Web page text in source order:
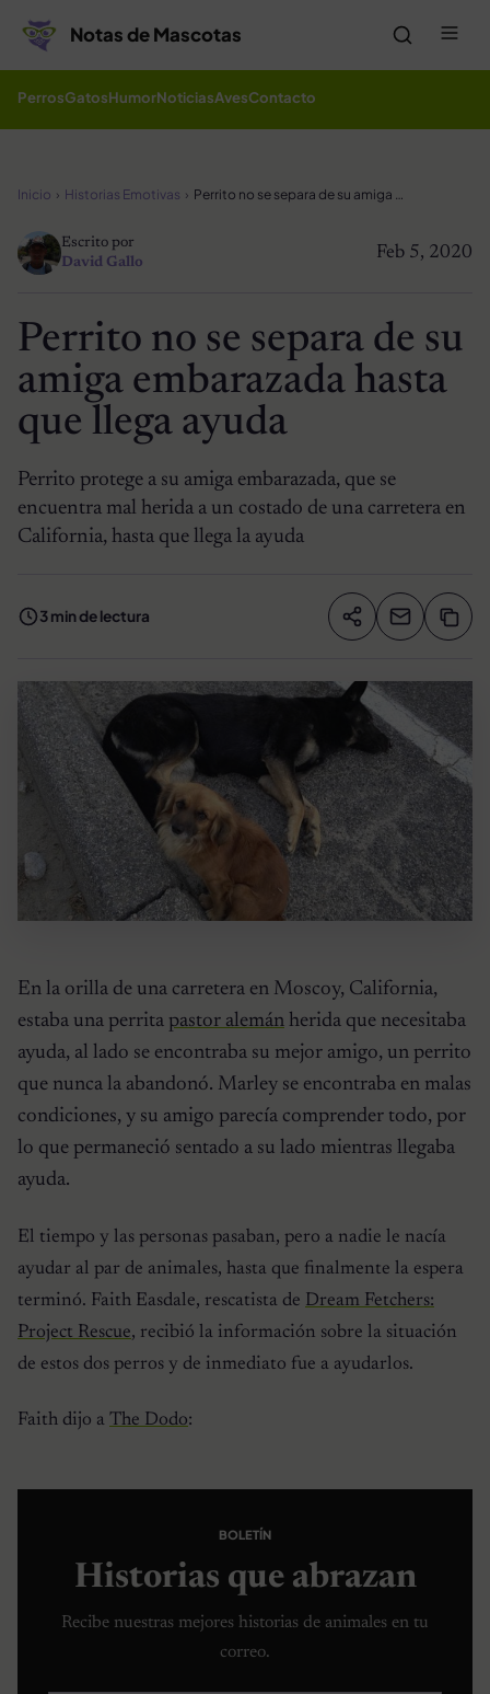
Notas de Mascotas
PerrosGatosHumorNoticiasAvesContacto
Inicio Historias Emotivas Perrito no se separa de su amiga embarazada hasta que llega ayuda
Feb 5, 2020
Escrito por
David Gallo
Perrito no se separa de su
amiga embarazada hasta
que llega ayuda
Perrito protege a su amiga embarazada, que se
encuentra mal herida a un costado de una carretera en
California, hasta que llega la ayuda
3 min de lectura Compartir
En la orilla de una carretera en Moscoy, California,
estaba una perrita pastor alemán herida que necesitaba
ayuda, al lado se encontraba su mejor amigo, un perrito
que nunca la abandonó. Marley se encontraba en malas
condiciones, y su amigo parecía comprender todo, por
lo que permaneció sentado a su lado mientras llegaba
ayuda.
El tiempo y las personas pasaban, pero a nadie le nacía
ayudar al par de animales, hasta que finalmente la espera
terminó. Faith Easdale, rescatista de Dream Fetchers:
Project Rescue, recibió la información sobre la situación
de estos dos perros y de inmediato fue a ayudarlos.
Faith dijo a The Dodo:
BOLETÍN
Historias que abrazan
Recibe nuestras mejores historias de animales en tu
correo.